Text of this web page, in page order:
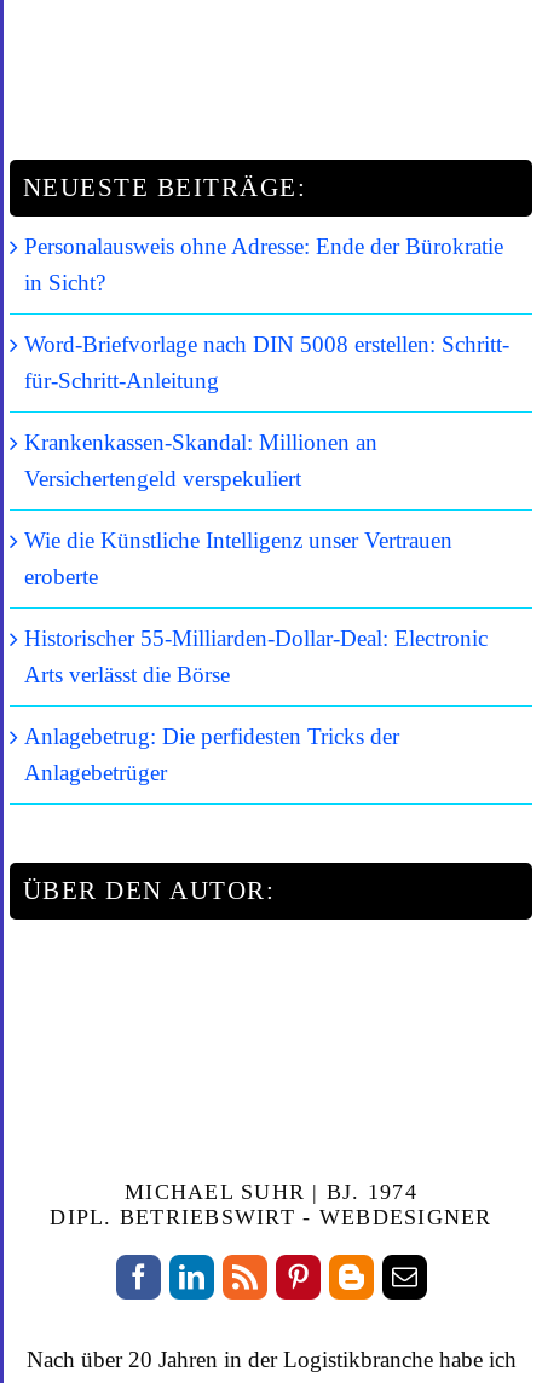
NEUESTE BEITRÄGE:
Personalausweis ohne Adresse: Ende der Bürokratie
in Sicht?
Word-Briefvorlage nach DIN 5008 erstellen: Schritt-
für-Schritt-Anleitung
Krankenkassen-Skandal: Millionen an
Versichertengeld verspekuliert
Wie die Künstliche Intelligenz unser Vertrauen
eroberte
Historischer 55-Milliarden-Dollar-Deal: Electronic
Arts verlässt die Börse
Anlagebetrug: Die perfidesten Tricks der
Anlagebetrüger
ÜBER DEN AUTOR:
MICHAEL SUHR | BJ. 1974
DIPL. BETRIEBSWIRT - WEBDESIGNER
Nach über 20 Jahren in der Logistikbranche habe ich